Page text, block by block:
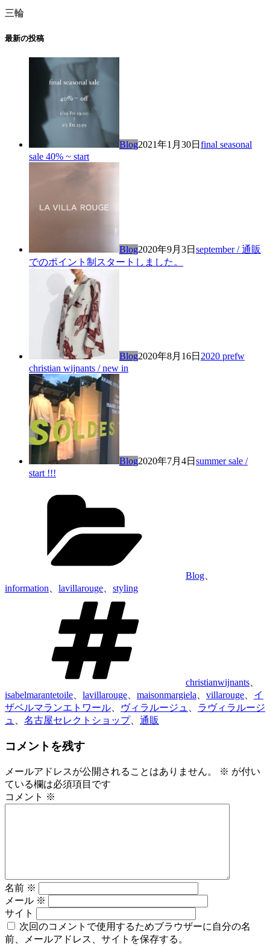
三輪
最新の投稿
Blog2021年1月30日 final seasonal
sale 40% ~ start
Blog2020年9月3日 september / 通販
でのポイント制スタートしました。
Blog2020年8月16日 2020 prefw
christian wijnants / new in
Blog2020年7月4日 summer sale /
start !!!
Blog
information
lavillarouge
styling
christianwijnants
isabelmarantetoile
lavillarouge maisonmargiela villarouge
イ
ザベルマランエトワール
ヴィラルージュ
ラヴィラルージ
ュ
名古屋セレクトショップ、 通販
コメントを残す
メールアドレスが公開されることはありません。 ※ が付い
ている欄は必須項目です
コメント ※
名前 ※
メール ※
サイト
次回のコメントで使用するためブラウザーに自分の名
前、メールアドレス、サイトを保存する。